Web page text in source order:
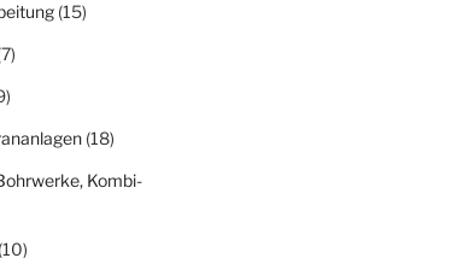
(15)
(18)
Kombi-